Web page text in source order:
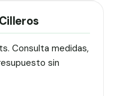
Consulta medidas,
sin